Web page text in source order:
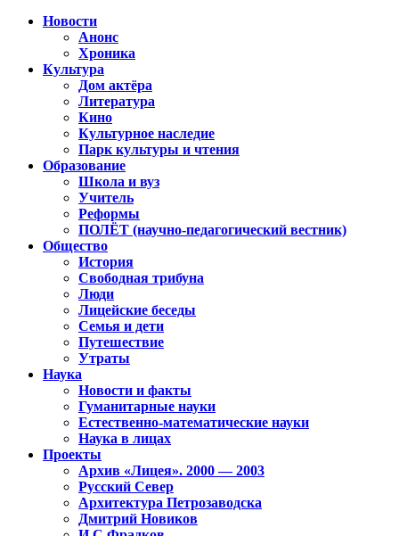
Новости
Анонс
Хроника
Культура
Дом актёра
Литература
Кино
Культурное наследие
Парк культуры и чтения
Образование
Школа и вуз
Учитель
Реформы
ПОЛЁТ (научно-педагогический вестник)
Общество
История
Свободная трибуна
Люди
Лицейские беседы
Семья и дети
Путешествие
Утраты
Наука
Новости и факты
Гуманитарные науки
Естественно-математические науки
Наука в лицах
Проекты
Архив «Лицея». 2000 — 2003
Русский Север
Архитектура Петрозаводска
Дмитрий Новиков